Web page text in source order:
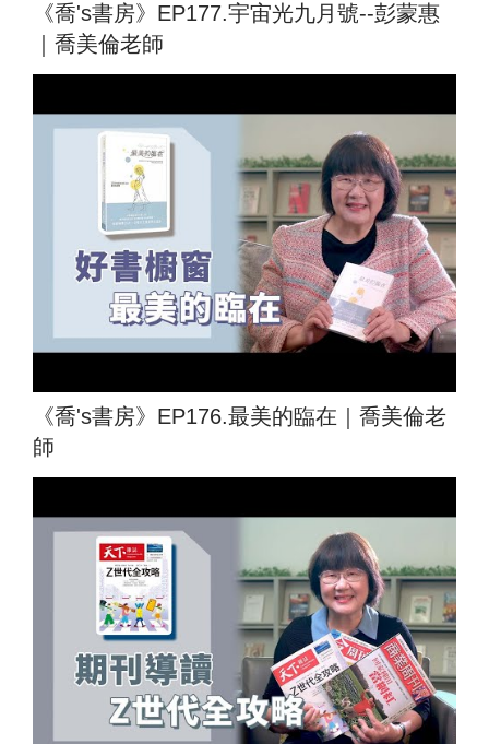
《喬's書房》EP177.宇宙光九月號--彭蒙惠
｜喬美倫老師
《喬's書房》EP176.最美的臨在｜喬美倫老
師